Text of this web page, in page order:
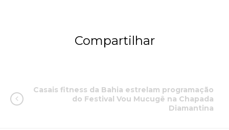
Compartilhar
Casais fitness da Bahia estrelam programação
do Festival Vou Mucugê na Chapada
Diamantina